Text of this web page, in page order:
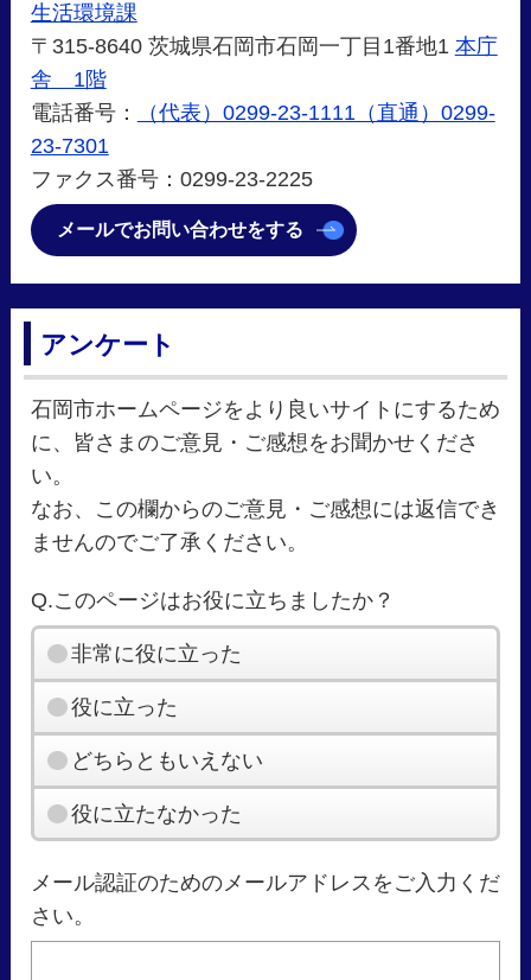
生活環境課
〒315-8640 茨城県石岡市石岡一丁目1番地1 本庁
舎 1階
電話番号：
（代表）0299-23-1111（直通）0299-
23-7301
ファクス番号：0299-23-2225
メールでお問い合わせをする
アンケート
石岡市ホームページをより良いサイトにするため
に、皆さまのご意見・ご感想をお聞かせくださ
い。
なお、この欄からのご意見・ご感想には返信でき
ませんのでご了承ください。
Q.このページはお役に立ちましたか？
非常に役に立った
役に立った
どちらともいえない
役に立たなかった
メール認証のためのメールアドレスをご入力くだ
さい。